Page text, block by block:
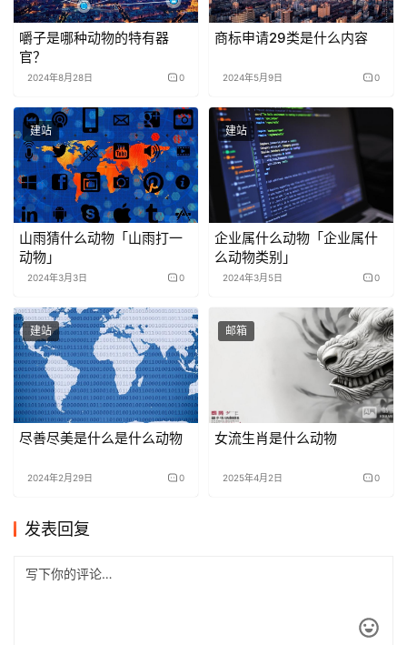
嚼子是哪种动物的特有器
官？
2024年8月28日 0
商标申请29类是什么内容
2024年5月9日 0
建站
山雨猜什么动物「山雨打一
动物」
2024年3月3日 0
建站
企业属什么动物「企业属什
么动物类别」
2024年3月5日 0
建站
尽善尽美是什么是什么动物
2024年2月29日 0
邮箱
女流生肖是什么动物
2025年4月2日 0
发表回复